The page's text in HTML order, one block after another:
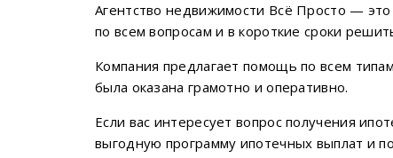
Агентство недвижимости Всё Просто —
по всем вопросам и в короткие сроки
Компания предлагает помощь по всем
была оказана грамотно и оперативно.
Если вас интересует вопрос получения
выгодную программу ипотечных выплат и